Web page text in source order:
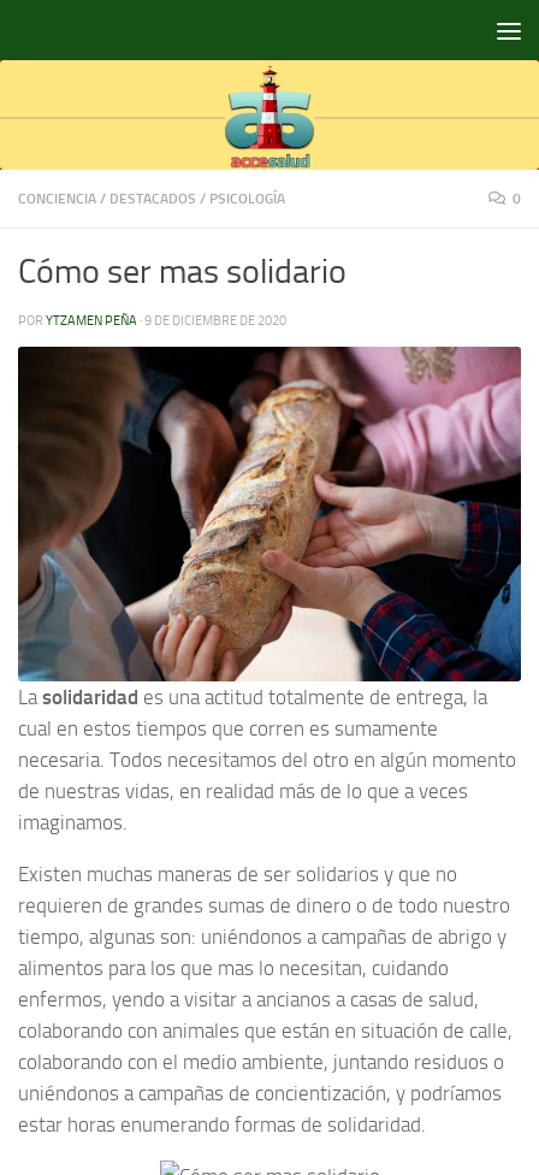
CONCIENCIA / DESTACADOS / PSICOLOGÍA 0
Cómo ser mas solidario
POR YTZAMEN PEÑA ·9 DE DICIEMBRE DE 2020
Lasolidaridad es una actitud totalmente de entrega, la
cual en estos tiempos que corren es sumamente
necesaria. Todos necesitamos del otro en algún momento
de nuestras vidas, en realidad más de lo que a veces
imaginamos.
Existen muchas maneras de ser solidarios y que no
requieren de grandes sumas de dinero o de todo nuestro
tiempo, algunas son: uniéndonos a campañas de abrigo y
alimentos para los que mas lo necesitan, cuidando
enfermos, yendo a visitar a ancianos a casas de salud,
colaborando con animales que están en situación de calle,
colaborando con el medio ambiente, juntando residuos o
uniéndonos a campañas de concientización, y podríamos
estar horas enumerando formas de solidaridad.